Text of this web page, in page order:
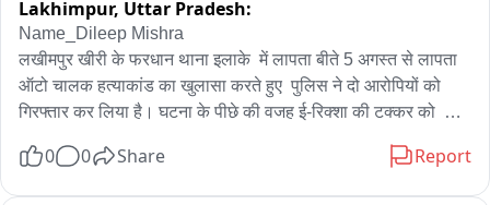
Lakhimpur, Uttar Pradesh:
Name_Dileep Mishra
लखीमपुर खीरी के फरधान थाना इलाके  में लापता बीते 5 अगस्त से लापता
ऑटो चालक हत्याकांड का खुलासा करते हुए  पुलिस ने दो आरोपियों को
गिरफ्तार कर लिया है। घटना के पीछे की वजह ई-रिक्शा की टक्कर को
के लिए पुलिस द्वारा की जा रही लापरवाही का आरोप लगाते हुए परिजनों
0 0 Share Report